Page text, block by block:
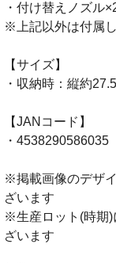
・付け替えノズル
※上記以外は付属
【サイズ】
・収納時：縦約
【JANコード】
・4538290586035
※掲載画像のデザ
ざいます
※生産ロット(時期)
ざいます